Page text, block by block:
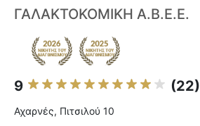
ΓΑΛΑΚΤΟΚΟΜΙΚΗ Α.Β.Ε.Ε.
9 (22)
Αχαρνές, Πιτσιλού 10